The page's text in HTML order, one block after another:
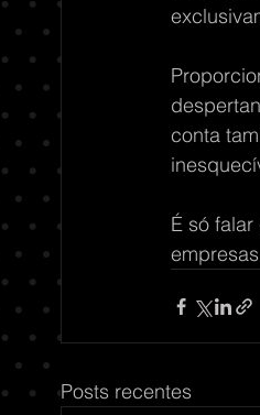
conta
É só
Posts recentes